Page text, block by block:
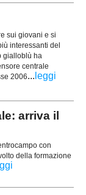
sui giovani e si
interessanti del
gialloblù ha
centrale
2006... leggi
arriva il
con
della formazione